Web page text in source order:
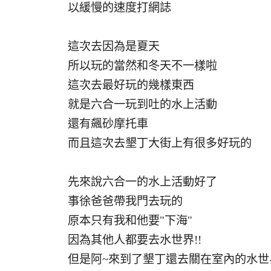
以緩慢的速度打網誌
這次去因為是夏天
所以玩的當然和冬天不一樣啦
這次去最好玩的幾樣東西
就是六合一玩到吐的水上活動
還有飆砂摩托車
而且這次去墾丁大街上有很多好玩的
先來說六合一的水上活動好了
事徐爸爸帶我門去玩的
原本只有我和他要"下海"
因為其他人都要去水世界!!
但是阿~來到了墾丁還去關在室內的水